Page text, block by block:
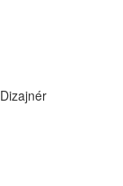
Dizajnér